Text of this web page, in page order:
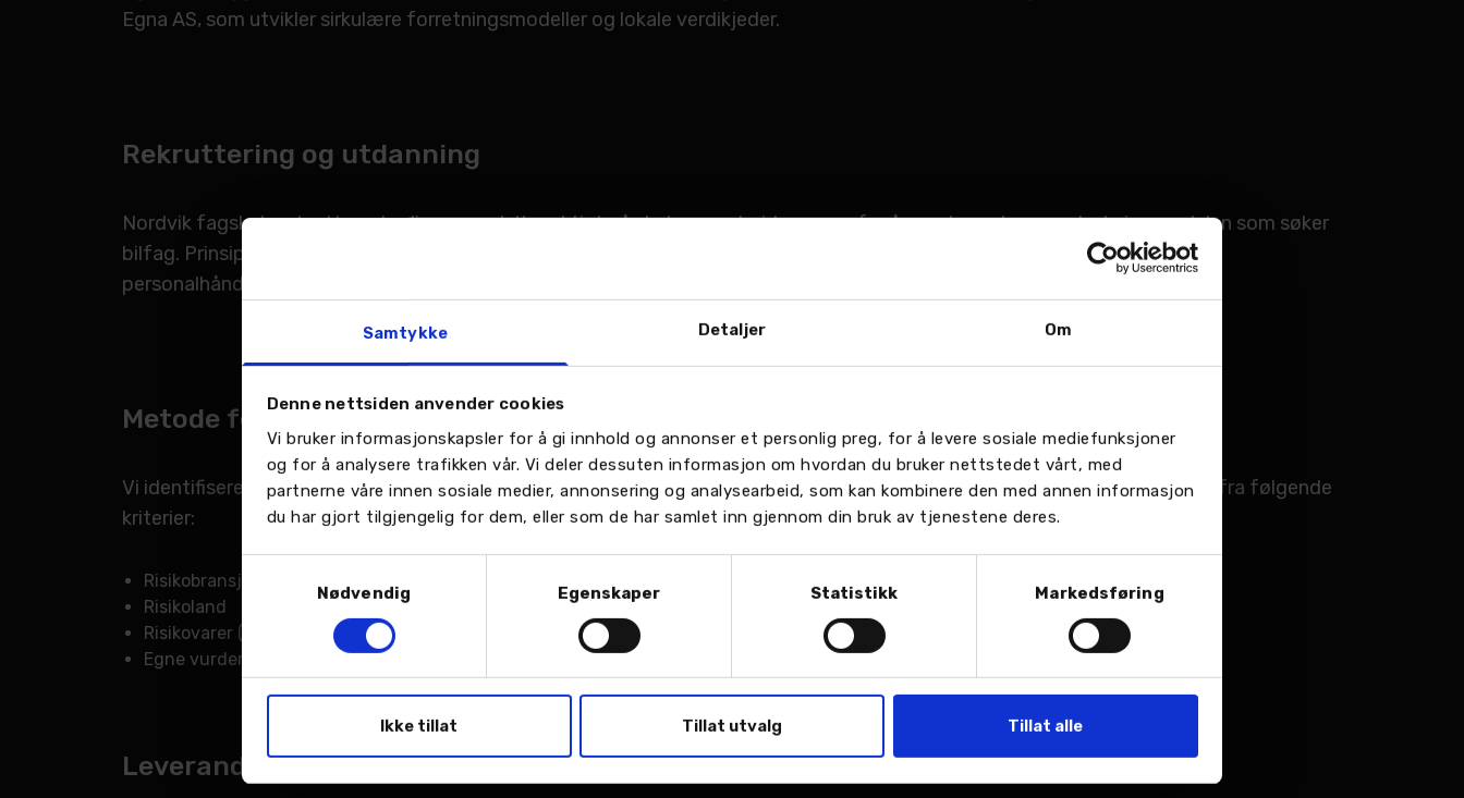
Samtykke Detaljer Om
Denne nettsiden anvender cookies
Vi bruker informasjonskapsler for å gi innhold og annonser et personlig preg, for å levere sosiale mediefunksjoner
og for å analysere trafikken vår. Vi deler dessuten informasjon om hvordan du bruker nettstedet vårt, med
partnerne våre innen sosiale medier, annonsering og analysearbeid, som kan kombinere den med annen informasjon
du har gjort tilgjengelig for dem, eller som de har samlet inn gjennom din bruk av tjenestene deres.
Nødvendig
Egenskaper Statistikk Markedsføring
Ikke tillat Tillat utvalg Tillat alle
Egna AS, som utvikler sirkulære forretningsmodeller og lokale verdikjeder.
Rekruttering og utdanning
Nordvik fagskole rekrutterer lærlinger og deltar aktivt på skoler og arbeidsmesser for å spre kunnskap og øke kvinneandelen som søker
bilfag. Prinsipper, prosedyrer og standarder for likestilling er forankret i våre strategier, personaladministrasjonsverktøy og
personalhåndbok. Styret og ledelsen er bevisste på tiltak for å fremme likestilling og hindre diskriminering.
Metode for kartlegging av leverandører
Vi identifiserer våre viktigste leverandører basert på størrelse, antall transaksjoner og påvirkningsgrad, og vurderer dem ut fra følgende
kriterier:
Risikobransjer (f.eks. renhold, bemanning, bilvask)
Risikoland
Risikovarer (f.eks. dekk, batteri og kjøretøy)
Egne vurderinger basert på hendelser, avvik eller varsler
Leverandørkartlegging